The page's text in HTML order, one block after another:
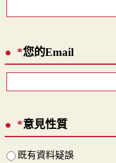
*您的Email
*意見性質
既有資料疑誤